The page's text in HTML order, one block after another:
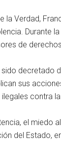
la Verdad,
Durante
de
decretado
sus
contra
el miedo
del Estado,